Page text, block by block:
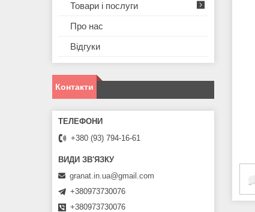
Товари і послуги
Про нас
Відгуки
Контакти
+380 (93) 794-16-61
granat.in.ua@gmail.com
+380973730076
+380973730076